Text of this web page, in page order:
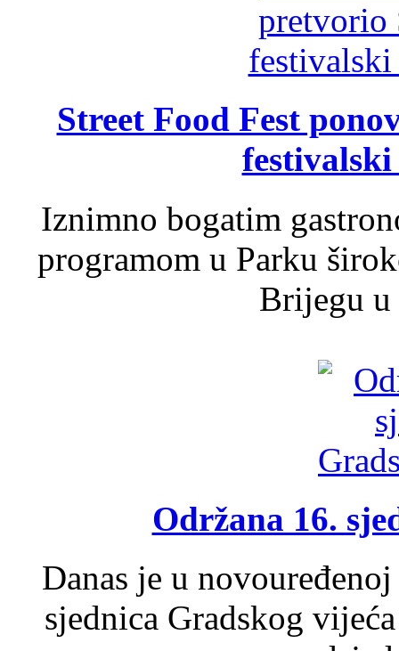
Street Food Fest
Iznimno bogatim
programom u Parku
Brijegu u
Održana 16.
Danas je u
sjednica Gradskog